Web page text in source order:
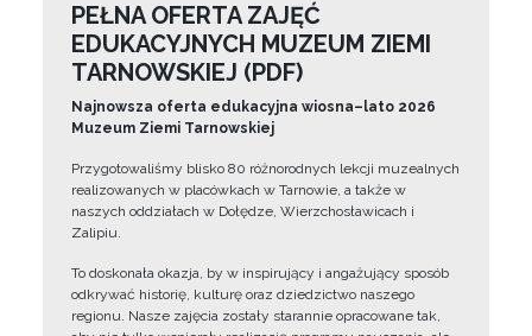
PEŁNA OFERTA ZAJĘĆ
EDUKACYJNYCH MUZEUM ZIEMI
TARNOWSKIEJ (PDF)
Najnowsza oferta edukacyjna wiosna–lato 2026
Muzeum Ziemi Tarnowskiej
Przygotowaliśmy blisko 80 różnorodnych lekcji muzealnych
realizowanych w placówkach w Tarnowie, a także w
naszych oddziałach w Dołędze, Wierzchosławicach i
Zalipiu.
To doskonała okazja, by w inspirujący i angażujący sposób
odkrywać historię, kulturę oraz dziedzictwo naszego
regionu. Nasze zajęcia zostały starannie opracowane tak,